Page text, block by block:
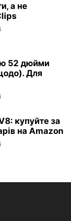
а не
52 дюйми
Для
купуйте за
на Amazon